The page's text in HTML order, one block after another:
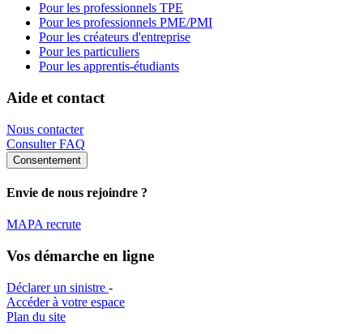
Pour les professionnels TPE
Pour les professionnels PME/PMI
Pour les créateurs d'entreprise
Pour les particuliers
Pour les apprentis-étudiants
Aide et contact
Nous contacter
Consulter FAQ
Consentement
Envie de nous rejoindre ?
MAPA recrute
Vos démarche en ligne
Déclarer un sinistre -
Accéder à votre espace
Plan du site